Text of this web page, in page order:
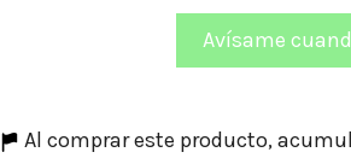
Al comprar este producto,